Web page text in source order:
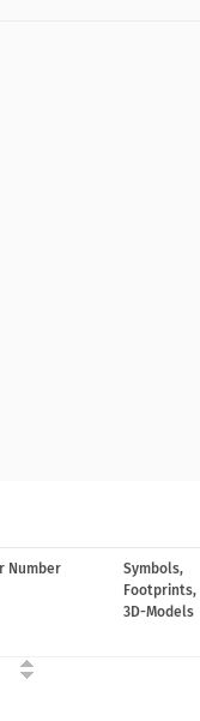
Number
Symbols,
Footprints,
3D-Models